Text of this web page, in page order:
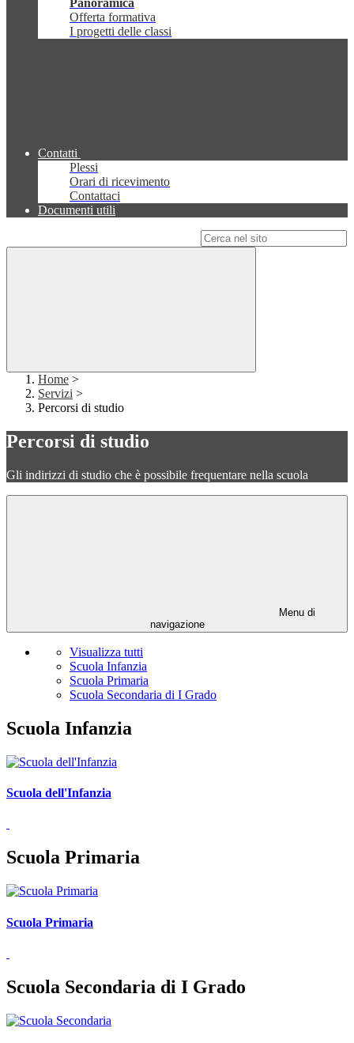
Panoramica
Offerta formativa
I progetti delle classi
Contatti
Plessi
Orari di ricevimento
Contattaci
Documenti utili
Home >
Servizi >
Percorsi di studio
Percorsi di studio
Gli indirizzi di studio che è possibile frequentare nella scuola
Menu di
navigazione
Visualizza tutti
Scuola Infanzia
Scuola Primaria
Scuola Secondaria di I Grado
Scuola Infanzia
Scuola dell'Infanzia
Scuola Primaria
Scuola Primaria
Scuola Secondaria di I Grado